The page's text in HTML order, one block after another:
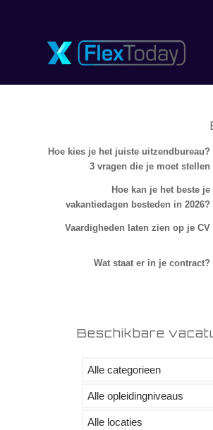
Hoe kies je het juiste uitzendbureau?
3 vragen die je moet stellen
Hoe kan je het beste je
vakantiedagen besteden in 2026?
Vaardigheden laten zien op je CV
Wat staat er in je contract?
Beschikbare